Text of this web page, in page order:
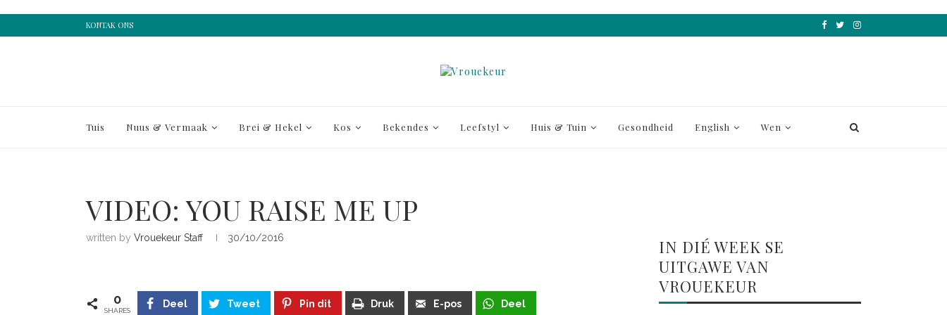
KONTAK ONS
Tuis Nuus & Vermaak Brei & Hekel Kos Bekendes Leefstyl Huis & Tuin Gesondheid English Wen
VIDEO: YOU RAISE ME UP
written by Vrouekeur Staff 30/10/2016
0
SHARES
Deel Tweet Pin dit Druk E-pos Deel
IN DIÉ WEEK SE
UITGAWE VAN
VROUEKEUR